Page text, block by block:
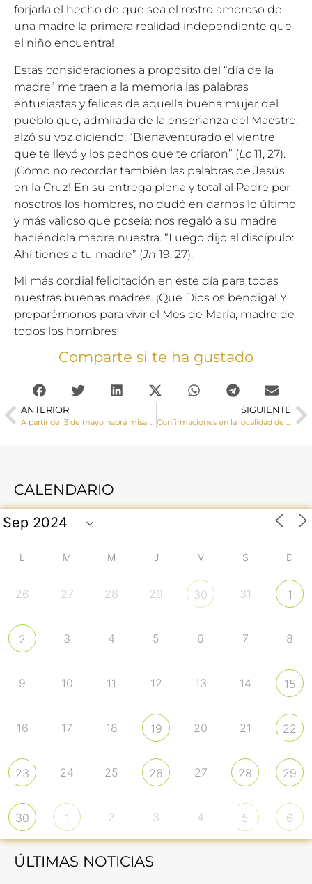
forjarla el hecho de que sea el rostro amoroso de
una madre la primera realidad independiente que
el niño encuentra!
Estas consideraciones a propósito del “día de la
madre” me traen a la memoria las palabras
entusiastas y felices de aquella buena mujer del
pueblo que, admirada de la enseñanza del Maestro,
alzó su voz diciendo: “Bienaventurado el vientre
que te llevó y los pechos que te criaron” (Lc 11, 27).
¡Cómo no recordar también las palabras de Jesús
en la Cruz! En su entrega plena y total al Padre por
nosotros los hombres, no dudó en darnos lo último
y más valioso que poseía: nos regaló a su madre
haciéndola madre nuestra. “Luego dijo al discípulo:
Ahí tienes a tu madre” (Jn 19, 27).
Mi más cordial felicitación en este día para todas
nuestras buenas madres. ¡Que Dios os bendiga! Y
preparémonos para vivir el Mes de María, madre de
todos los hombres.
Comparte si te ha gustado
ANTERIOR SIGUIENTE
CALENDARIO
L M M J V S D
26 27 28 29 30 31 1
2 3 4 5 6 7 8
9 10 11 12 13 14 15
16 17 18 19 20 21 22
23 24 25 26 27 28 29
30 1 2 3 4 5 6
ÚLTIMAS NOTICIAS